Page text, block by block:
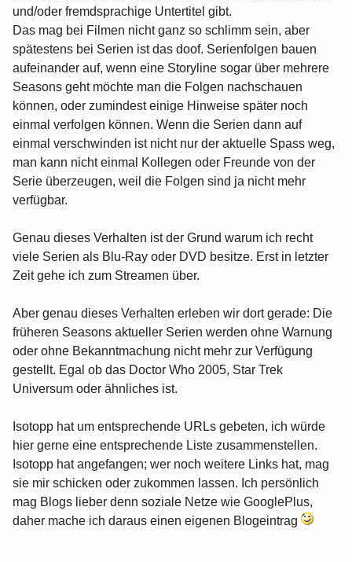
und/oder fremdsprachige Untertitel gibt.
Das mag bei Filmen nicht ganz so schlimm sein, aber
spätestens bei Serien ist das doof. Serienfolgen bauen
aufeinander auf, wenn eine Storyline sogar über mehrere
Seasons geht möchte man die Folgen nachschauen
können, oder zumindest einige Hinweise später noch
einmal verfolgen können. Wenn die Serien dann auf
einmal verschwinden ist nicht nur der aktuelle Spass weg,
man kann nicht einmal Kollegen oder Freunde von der
Serie überzeugen, weil die Folgen sind ja nicht mehr
verfügbar.
Genau dieses Verhalten ist der Grund warum ich recht
viele Serien als Blu-Ray oder DVD besitze. Erst in letzter
Zeit gehe ich zum Streamen über.
Aber genau dieses Verhalten erleben wir dort gerade: Die
früheren Seasons aktueller Serien werden ohne Warnung
oder ohne Bekanntmachung nicht mehr zur Verfügung
gestellt. Egal ob das Doctor Who 2005, Star Trek
Universum oder ähnliches ist.
Isotopp hat um entsprechende URLs gebeten, ich würde
hier gerne eine entsprechende Liste zusammenstellen.
Isotopp hat angefangen; wer noch weitere Links hat, mag
sie mir schicken oder zukommen lassen. Ich persönlich
mag Blogs lieber denn soziale Netze wie GooglePlus,
daher mache ich daraus einen eigenen Blogeintrag